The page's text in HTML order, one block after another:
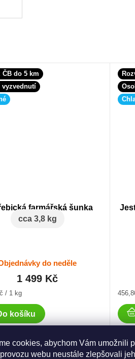
cookies, abychom Vám umožnili
webu neustále zlepšovali
ČB do 5 km
vyzvednutí
farmářská šunka
cca 3,8 kg
do neděle
1 499 Kč
/ 1 kg
košíku
Měrná